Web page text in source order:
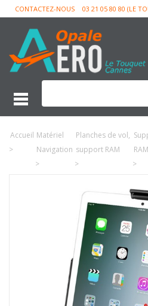
CONTACTEZ-NOUS 03 21 05 80 80 (LE
Accueil
>
Matériel
Navigation
>
Planches de vol,
support RAM
>
RAM
>